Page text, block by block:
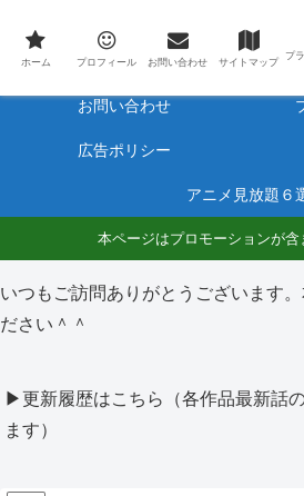
最新アニメのあらすじと感想をネタバレ
ホーム
お問い合わせ
広告ポリシー
アニメ見放題６
本ページはプロモーションが含
いつもご訪問ありがとうございます
ださい＾＾
▶更新履歴はこちら（各作品最新話
ます）
ホーム プロフィール お問い合わせ サイトマップ
プ